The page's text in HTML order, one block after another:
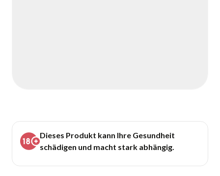
Dieses Produkt kann Ihre Gesundheit
schädigen und macht stark abhängig.